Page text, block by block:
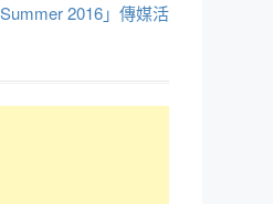
2016」傳媒活